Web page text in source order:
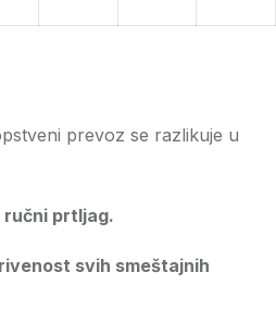
prevoz se razlikuje u
ručni prtljag.
svih smeštajnih